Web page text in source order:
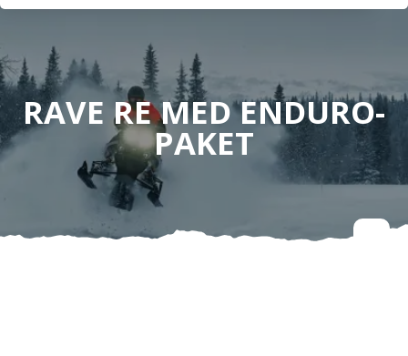
Verkstad
KAMPANJ
BRP
Släpvagnar & Skylift
RAVE RE MED ENDURO-
PAKET